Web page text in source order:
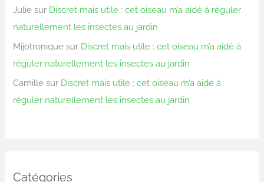
Julie sur Discret mais utile : cet oiseau m’a aidé à réguler
naturellement les insectes au jardin
Mijotronique sur Discret mais utile : cet oiseau m’a aidé à
réguler naturellement les insectes au jardin
Camille sur Discret mais utile : cet oiseau m’a aidé à
réguler naturellement les insectes au jardin
Catégories